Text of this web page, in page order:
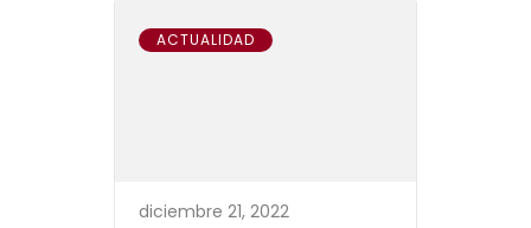
ACTUALIDAD
diciembre 21, 2022